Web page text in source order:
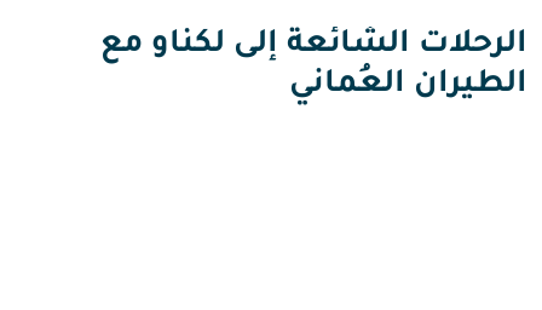
الرحلات الشائعة إلى لكناو مع
الطيران العُماني